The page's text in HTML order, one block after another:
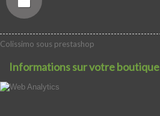
Colissimo sous prestashop
Informations sur votre boutique